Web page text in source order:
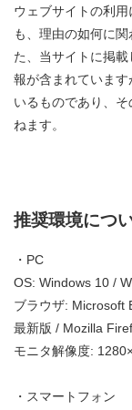
ウェブサイトの利
も、理由の如何に
た、当サイトに掲
報が含まれていま
いるものであり、
ねます。
推奨環境につ
・PC
OS: Windows 10 /
ブラウザ: Microsoft
最新版 / Mozilla
モニタ解像度:
・スマートフォン